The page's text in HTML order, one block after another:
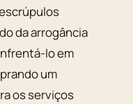
da arrogância
lo em
um
os serviços